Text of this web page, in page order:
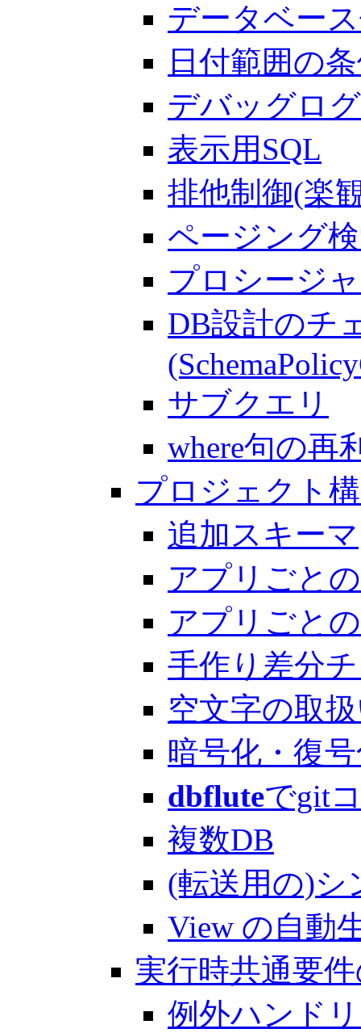
データベー
日付範囲の
デバッグログ
表示用SQL
排他制御(楽
ページング
プロシージ
DB設計のチ
サブクエリ
where句の再
プロジェクト
追加スキーマ
アプリごと
アプリごと
手作り差分
空文字の取
暗号化・復
dbfluteでgit
複数DB
(転送用の)シ
View の自動
実行時共通要
例外ハンド